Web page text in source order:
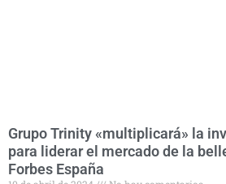
Grupo Trinity «multiplicará» la
para liderar el mercado de la
Forbes España